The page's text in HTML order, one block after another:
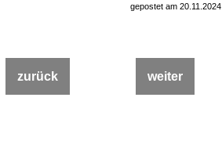
gepostet am 20.11.2024
zurück weiter